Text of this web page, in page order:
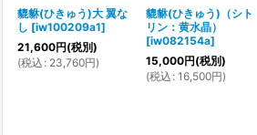
貔貅(ひきゅう)大 翼な
し [iw100209a1]
21,600円(税別)
(税込 : 23,760円)
貔貅(ひきゅう)（シト
リン：黄水晶）
[iw082154a]
15,000円(税別)
(税込 : 16,500円)